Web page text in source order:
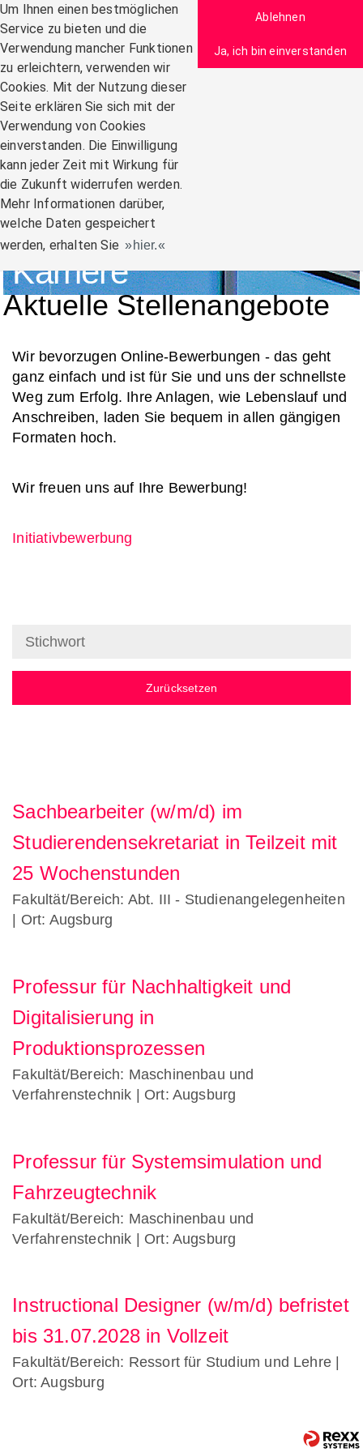
Um Ihnen einen bestmöglichen
Service zu bieten und die
Verwendung mancher Funktionen
zu erleichtern, verwenden wir
Cookies. Mit der Nutzung dieser
Seite erklären Sie sich mit der
Verwendung von Cookies
einverstanden. Die Einwilligung
kann jeder Zeit mit Wirkung für
die Zukunft widerrufen werden.
Mehr Informationen darüber,
welche Daten gespeichert
werden, erhalten Sie
hier.
Ablehnen
Ja, ich bin einverstanden
Zum Inhalt
Navigation:
Karriere
Aktuelle Stellenangebote
Wir bevorzugen Online-Bewerbungen - das geht
ganz einfach und ist für Sie und uns der schnellste
Weg zum Erfolg. Ihre Anlagen, wie Lebenslauf und
Anschreiben, laden Sie bequem in allen gängigen
Formaten hoch.
Wir freuen uns auf Ihre Bewerbung!
Initiativbewerbung
Zurücksetzen
Sachbearbeiter (w/m/d) im
Studierendensekretariat in Teilzeit mit
25 Wochenstunden
Fakultät/Bereich: Abt. III - Studienangelegenheiten
| Ort: Augsburg
Professur für Nachhaltigkeit und
Digitalisierung in
Produktionsprozessen
Fakultät/Bereich: Maschinenbau und
Verfahrenstechnik | Ort: Augsburg
Professur für Systemsimulation und
Fahrzeugtechnik
Fakultät/Bereich: Maschinenbau und
Verfahrenstechnik | Ort: Augsburg
Instructional Designer (w/m/d) befristet
bis 31.07.2028 in Vollzeit
Fakultät/Bereich: Ressort für Studium und Lehre |
Ort: Augsburg